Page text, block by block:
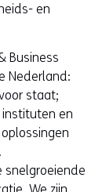
en
Business
Nederland:
staat;
instituten en
snelgroeiende
We zijn